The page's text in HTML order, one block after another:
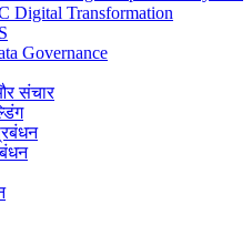
Digital Transformation
Governance
संचार